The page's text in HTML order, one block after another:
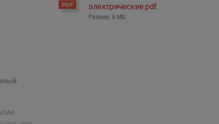
электрические.pdf
Размер: 5 МБ